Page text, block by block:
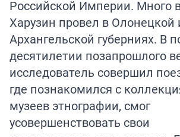
Российской Империи. Много
Харузин провел в Олонецкой
Архангельской губерниях. В
десятилетии позапрошлого
исследователь совершил
где познакомился с
музеев этнографии, смог
усовершенствовать свои